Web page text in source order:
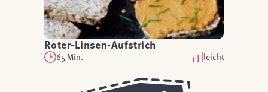
Roter-Linsen-Aufstrich
65 Min. leicht